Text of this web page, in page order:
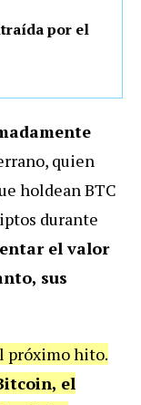
por el
quien
holdean BTC
durante
el valor
sus
próximo hito.
el